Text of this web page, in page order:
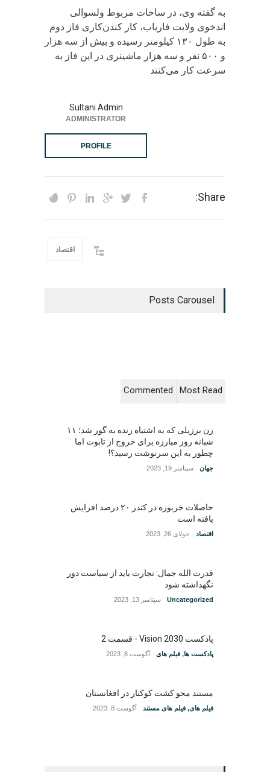
به گفته وی، در ساحات مربوط ولسوالی
اندخوی ولایت فاریاب، کار کندن‌کاری فاز دوم
به طول ۱۳۰ کیلومتر رسیده و بیش از سه هزار
و ۵۰۰ نفر و سه هزار ماشینری در این فاز به
سرعت کار می‌کنند
Sultani Admin
ADMINISTRATOR
PROFILE
Share:
اقتصاد
Posts Carousel
Most Read
Commented
زن برزیلی که به اشتباه زنده به گور شد؛ ۱۱
شبانه روز مبارزه برای خروج از تابوت اما
چطور به این سرنوشت رسید؟!
جهان سپتامبر 19, 2023
حاصلات خربوزه در کندز ۲۰ درصد افزایش
یافته است
اقتصاد جولای 26, 2023
قدرت الله جمال: تجارت باید از سیاست دور
نگهداشته شود
Uncategorized سپتامبر 13, 2023
پادکست Vision 2030 - قسمت 2
پادکست ها, فیلم های آگوست 8, 2023
مستند محو کشت کوکنار در افغانستان
فیلم های, فیلم های مستند آگوست 8, 2023